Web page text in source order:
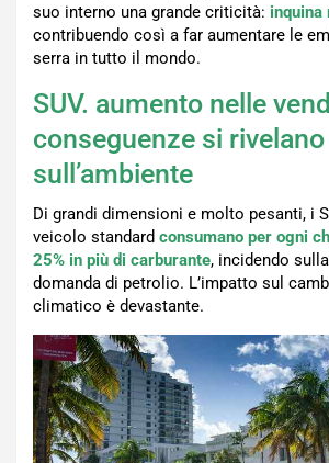
suo interno una grande criticità: inquina
contribuendo così a far aumentare le
serra in tutto il mondo.
SUV. aumento nelle
conseguenze si rivelano
sull’ambiente
Di grandi dimensioni e molto pesanti, i
veicolo standard consumano per ogni
25% in più di carburante, incidendo
domanda di petrolio. L’impatto sul
climatico è devastante.